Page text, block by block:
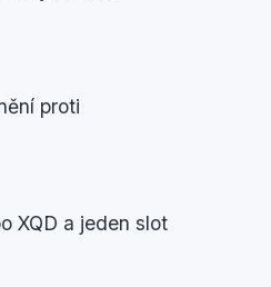
proti
XQD a jeden slot